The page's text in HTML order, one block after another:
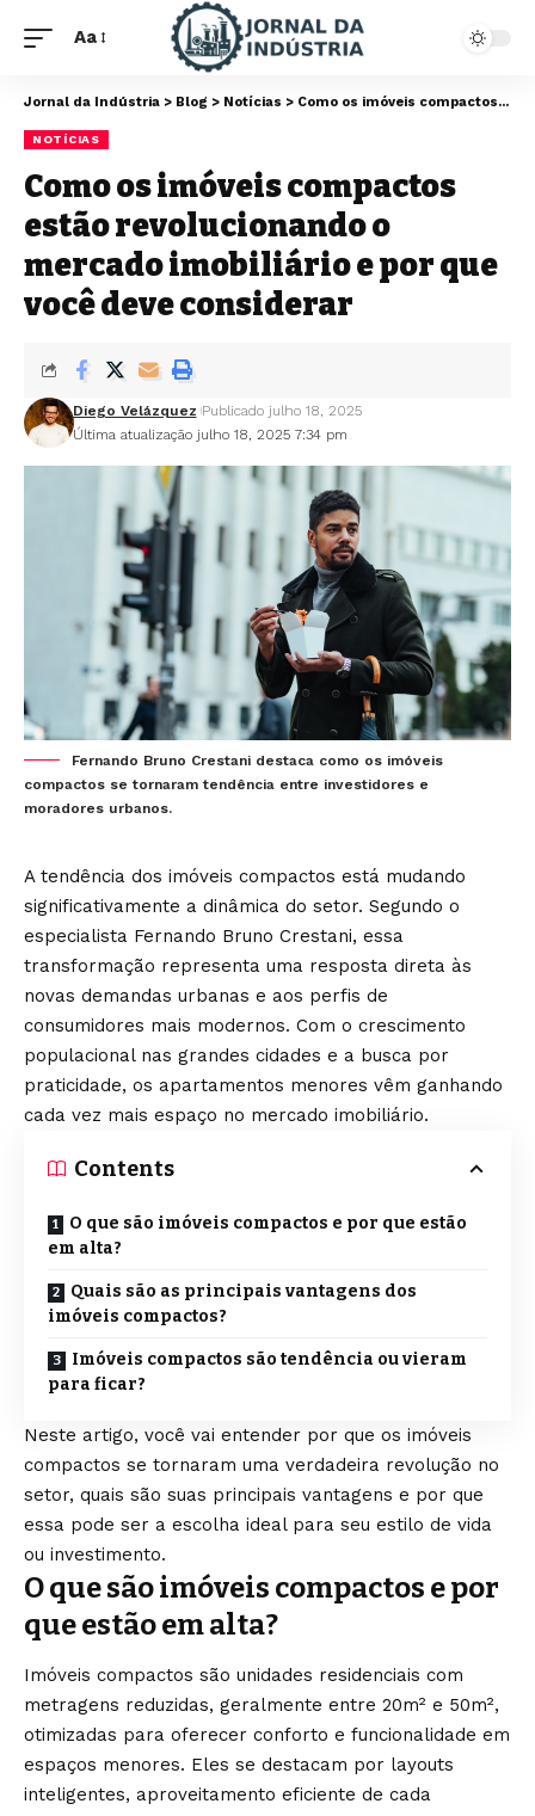
Aa
Jornal da Indústria > Blog > Notícias > Como os imóveis compactos estão revolucionando o mercado imobiliário e por que você deve considerar
NOTÍCIAS
Como os imóveis compactos
estão revolucionando o
mercado imobiliário e por que
você deve considerar
Última atualização julho 18, 2025 7:34 pm
Diego Velázquez Publicado julho 18, 2025
Fernando Bruno Crestani destaca como os imóveis
compactos se tornaram tendência entre investidores e
moradores urbanos.
A tendência dos imóveis compactos está mudando
significativamente a dinâmica do setor. Segundo o
especialista Fernando Bruno Crestani, essa
transformação representa uma resposta direta às
novas demandas urbanas e aos perfis de
consumidores mais modernos. Com o crescimento
populacional nas grandes cidades e a busca por
praticidade, os apartamentos menores vêm ganhando
cada vez mais espaço no mercado imobiliário.
Contents
O que são imóveis compactos e por que estão
em alta?
Quais são as principais vantagens dos
imóveis compactos?
Imóveis compactos são tendência ou vieram
para ficar?
Neste artigo, você vai entender por que os imóveis
compactos se tornaram uma verdadeira revolução no
setor, quais são suas principais vantagens e por que
essa pode ser a escolha ideal para seu estilo de vida
ou investimento.
O que são imóveis compactos e por
que estão em alta?
Imóveis compactos são unidades residenciais com
metragens reduzidas, geralmente entre 20m² e 50m²,
otimizadas para oferecer conforto e funcionalidade em
espaços menores. Eles se destacam por layouts
inteligentes, aproveitamento eficiente de cada